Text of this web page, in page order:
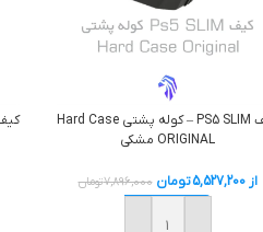
کیف PS5 SLIM – کوله پشتی Hard Case
ORIGINAL مشکی
از5,527,200تومان 7,896,000تومان